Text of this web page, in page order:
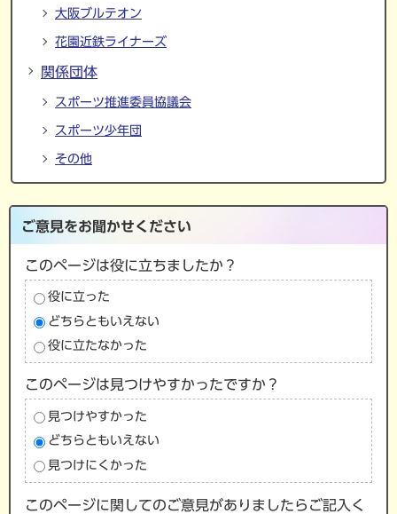
大阪ブルテオン
花園近鉄ライナーズ
関係団体
スポーツ推進委員協議会
スポーツ少年団
その他
ご意見をお聞かせください
このページは役に立ちましたか？
役に立った
どちらともいえない
役に立たなかった
このページは見つけやすかったですか？
見つけやすかった
どちらともいえない
見つけにくかった
このページに関してのご意見がありましたらご記入く